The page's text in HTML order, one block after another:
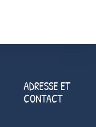
ADRESSE ET
CONTACT